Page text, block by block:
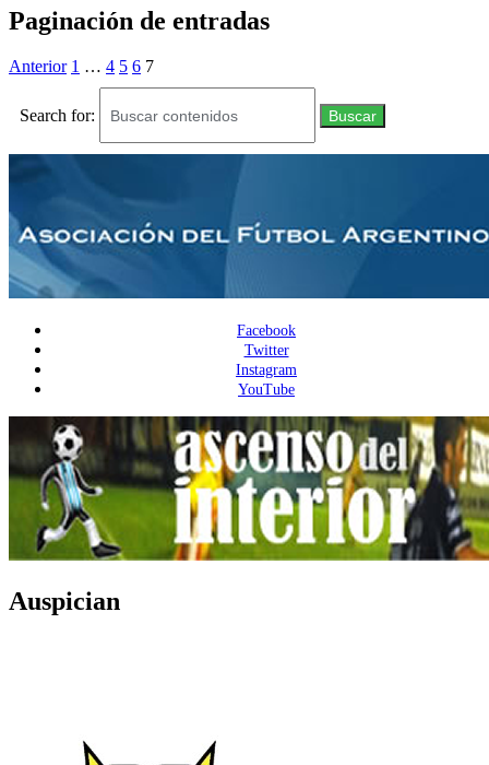
Paginación de entradas
Anterior 1 … 4 5 6 7
Search for: Buscar
Facebook
Twitter
Instagram
YouTube
Auspician